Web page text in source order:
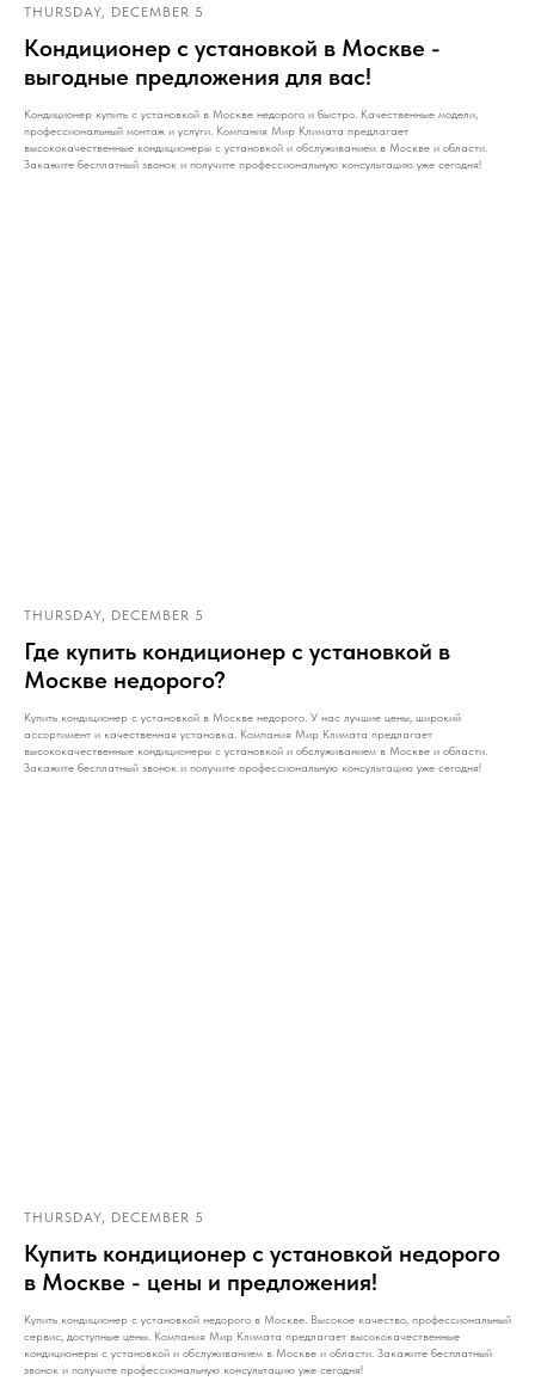
THURSDAY, DECEMBER 5
Кондиционер с установкой в Москве -
выгодные предложения для вас!
Кондиционер купить с установкой в Москве недорого и быстро. Качественные модели,
профессиональный монтаж и услуги. Компания Мир Климата предлагает
высококачественные кондиционеры с установкой и обслуживанием в Москве и области.
Закажите бесплатный звонок и получите профессиональную консультацию уже сегодня!
THURSDAY, DECEMBER 5
Где купить кондиционер с установкой в
Москве недорого?
Купить кондиционер с установкой в Москве недорого. У нас лучшие цены, широкий
ассортимент и качественная установка. Компания Мир Климата предлагает
высококачественные кондиционеры с установкой и обслуживанием в Москве и области.
Закажите бесплатный звонок и получите профессиональную консультацию уже сегодня!
THURSDAY, DECEMBER 5
Купить кондиционер с установкой недорого
в Москве - цены и предложения!
Купить кондиционер с установкой недорого в Москве. Высокое качество, профессиональный
сервис, доступные цены. Компания Мир Климата предлагает высококачественные
кондиционеры с установкой и обслуживанием в Москве и области. Закажите бесплатный
звонок и получите профессиональную консультацию уже сегодня!